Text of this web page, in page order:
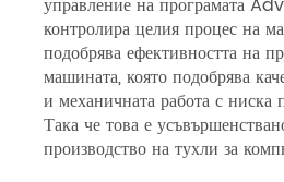
контролира целия процес на
подобрява ефективността на
машината, която подобрява
и механичната работа с ниска
Така че това е
производство на тухли за